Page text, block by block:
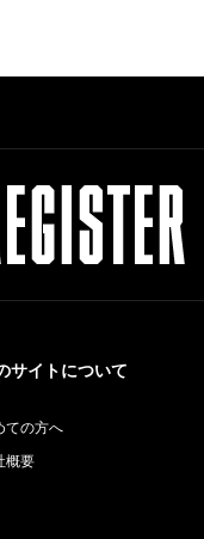
サイトについて
ての方へ
概要